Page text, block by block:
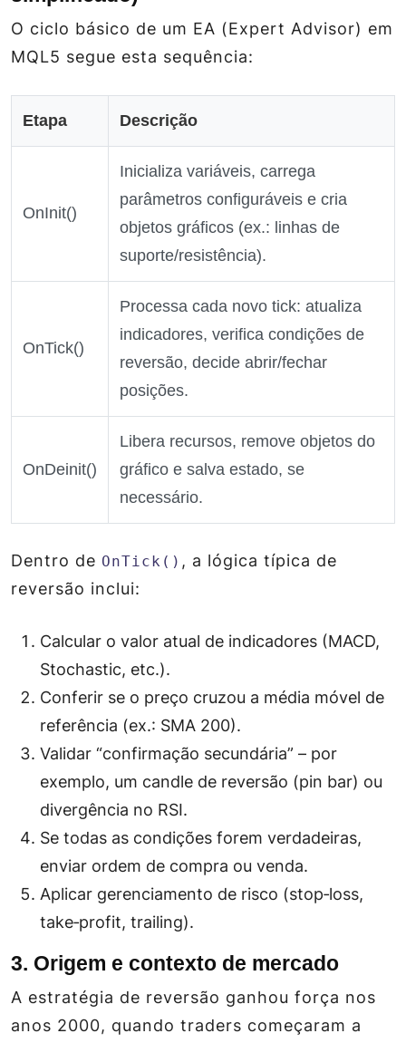
O ciclo básico de um EA (Expert Advisor) em
MQL5 segue esta sequência:
Etapa Descrição
OnInit()
Inicializa variáveis, carrega
parâmetros configuráveis e cria
objetos gráficos (ex.: linhas de
suporte/resistência).
OnTick()
Processa cada novo tick: atualiza
indicadores, verifica condições de
reversão, decide abrir/fechar
posições.
OnDeinit()
Libera recursos, remove objetos do
gráfico e salva estado, se
necessário.
Dentro de OnTick() , a lógica típica de
reversão inclui:
Calcular o valor atual de indicadores (MACD,
Stochastic, etc.).
Conferir se o preço cruzou a média móvel de
referência (ex.: SMA 200).
Validar “confirmação secundária” – por
exemplo, um candle de reversão (pin bar) ou
divergência no RSI.
Se todas as condições forem verdadeiras,
enviar ordem de compra ou venda.
Aplicar gerenciamento de risco (stop‑loss,
take‑profit, trailing).
3. Origem e contexto de mercado
A estratégia de reversão ganhou força nos
anos 2000, quando traders começaram a